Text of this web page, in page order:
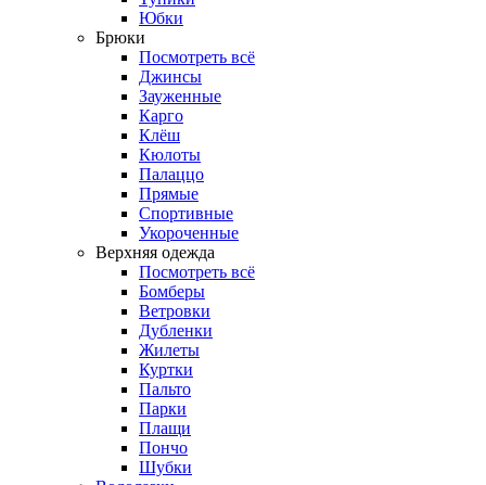
Юбки
Брюки
Посмотреть всё
Джинсы
Зауженные
Карго
Клёш
Кюлоты
Палаццо
Прямые
Спортивные
Укороченные
Верхняя одежда
Посмотреть всё
Бомберы
Ветровки
Дубленки
Жилеты
Куртки
Пальто
Парки
Плащи
Пончо
Шубки